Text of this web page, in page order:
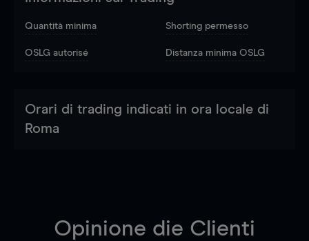
Quantità minima Shorting permesso
OSLG autorisé Distanza minima OSLG
Orari di trading indicati in ora locale di
Roma
Opinione die Clienti